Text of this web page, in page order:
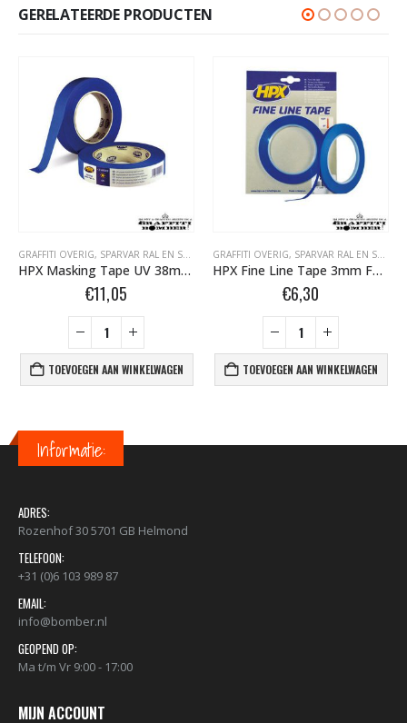
GERELATEERDE PRODUCTEN
GRAFFITI OVERIG, SPARVAR RAL EN SPECIALE SPRAY , TAPE- EN AFDEKMATERIALEN
HPX Masking Tape UV 38mm MU3850
€11,05
TOEVOEGEN AAN WINKELWAGEN
GRAFFITI OVERIG, SPARVAR RAL EN SPECIALE SPRAY
HPX Fine Line Tape 3mm FL0333
€6,30
TOEVOEGEN AAN WINKELWAGEN
Informatie:
ADRES:
Rozenhof 30 5701 GB Helmond
TELEFOON:
+31 (0)6 103 989 87
EMAIL:
info@bomber.nl
GEOPEND OP:
Ma t/m Vr 9:00 - 17:00
MIJN ACCOUNT